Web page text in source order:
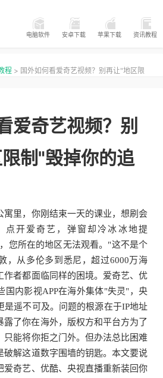
电脑软件 安卓下载 苹果下载 资讯教程
程 > 国外如何看爱奇艺视频？别再让"地区限
爱奇艺视频？别
制"毁掉你的追
寓里，你刚结束一天的课业，想刷会
点开爱奇艺，弹窗却冷冰冰地提
您所在的地区无法观看。"这不是个
，从多伦多到悉尼，超过6000万海
作者都面临同样的困境。爱奇艺、优
国内影视APP在海外集体"失灵"，央
是遥不可及。问题的根源在于IP地址
了你在海外，版权方和平台方为了
只能将你拒之门外。但办法总比困难
破解这道数字围墙的钥匙。本文要说
爱奇艺、优酷、央视直播重新装回你